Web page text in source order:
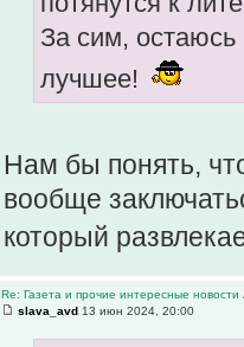
За сим,
лучшее!
Нам бы понять,
вообще
который
Re: Газета и прочие интересные новости
slava_avd 13 июн 2024, 20:00